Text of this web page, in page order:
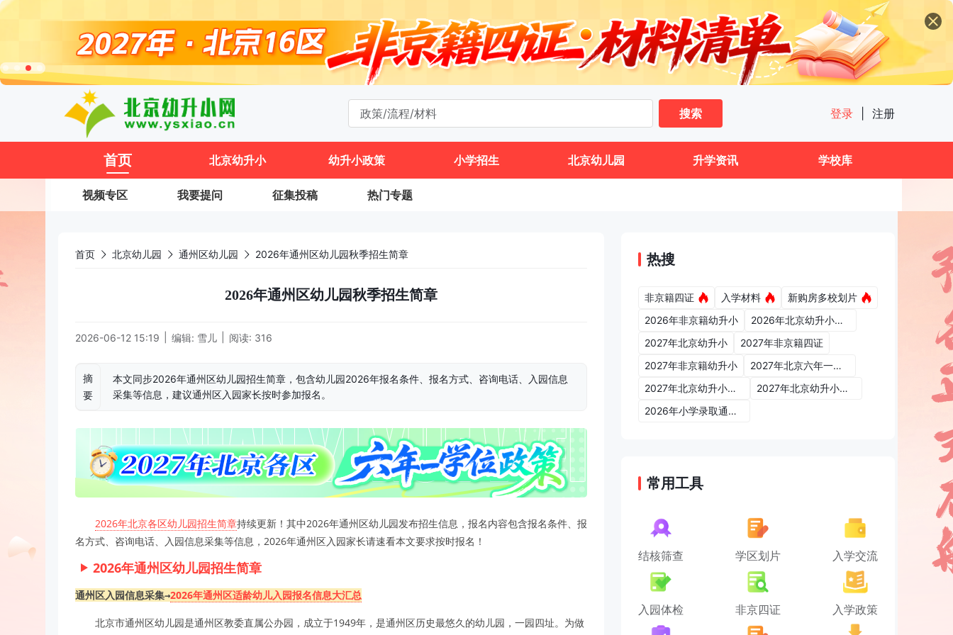
搜索
登录 注册
首页 北京幼升小 幼升小政策 小学招生 北京幼儿园 升学资讯 学校库
视频专区 我要提问 征集投稿 热门专题
首页 北京幼儿园 通州区幼儿园 2026年通州区幼儿园秋季招生简章
2026年通州区幼儿园秋季招生简章
2026-06-12 15:19 编辑: 雪儿 阅读: 316
摘
要
本文同步2026年通州区幼儿园招生简章，包含幼儿园2026年报名条件、报名方式、咨询电话、入园信息
采集等信息，建议通州区入园家长按时参加报名。
2026年北京各区幼儿园招生简章持续更新！其中2026年通州区幼儿园发布招生信息，报名内容包含报名条件、报
名方式、咨询电话、入园信息采集等信息，2026年通州区入园家长请速看本文要求按时报名！
2026年通州区幼儿园招生简章
通州区入园信息采集→2026年通州区适龄幼儿入园报名信息大汇总
北京市通州区幼儿园是通州区教委直属公办园，成立于1949年，是通州区历史最悠久的幼儿园，一园四址。为做
热搜
非京籍四证 入学材料
新购房多校划片
2026年非京籍幼升小
2026年北京幼升小入学政策
2027年北京幼升小
2027年非京籍四证
2027年非京籍幼升小
2027年北京六年一学位政策
2027年北京幼升小六年一学位政策
2027年北京幼升小入学政策
2026年小学录取通知书
常用工具
结核筛查 学区划片 入学交流
入园体检 非京四证 入学政策